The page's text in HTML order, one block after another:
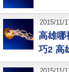
高雄哪
巧2 高
2015/11/